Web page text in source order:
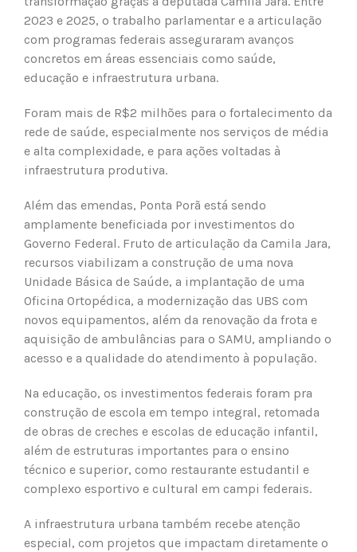
2023 e 2025, o trabalho parlamentar e a articulação
com programas federais asseguraram avanços
concretos em áreas essenciais como saúde,
educação e infraestrutura urbana.
Foram mais de R$2 milhões para o fortalecimento da
rede de saúde, especialmente nos serviços de média
e alta complexidade, e para ações voltadas à
infraestrutura produtiva.
Além das emendas, Ponta Porã está sendo
amplamente beneficiada por investimentos do
Governo Federal. Fruto de articulação da Camila Jara,
recursos viabilizam a construção de uma nova
Unidade Básica de Saúde, a implantação de uma
Oficina Ortopédica, a modernização das UBS com
novos equipamentos, além da renovação da frota e
aquisição de ambulâncias para o SAMU, ampliando o
acesso e a qualidade do atendimento à população.
Na educação, os investimentos federais foram pra
construção de escola em tempo integral, retomada
de obras de creches e escolas de educação infantil,
além de estruturas importantes para o ensino
técnico e superior, como restaurante estudantil e
complexo esportivo e cultural em campi federais.
A infraestrutura urbana também recebe atenção
especial, com projetos que impactam diretamente o